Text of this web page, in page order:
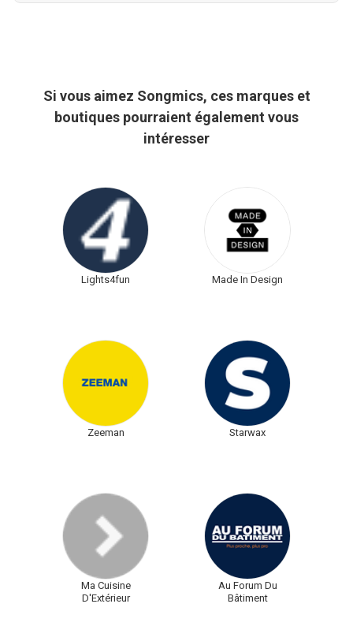
Si vous aimez Songmics, ces marques et
boutiques pourraient également vous
intéresser
Lights4fun Made In Design
Zeeman Starwax
Ma Cuisine
D'Extérieur
Au Forum Du
Bâtiment